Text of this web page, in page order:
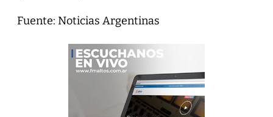
Fuente: Noticias Argentinas